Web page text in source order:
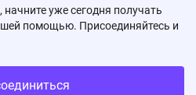
уже сегодня получать
помощью. Присоединяйтесь и